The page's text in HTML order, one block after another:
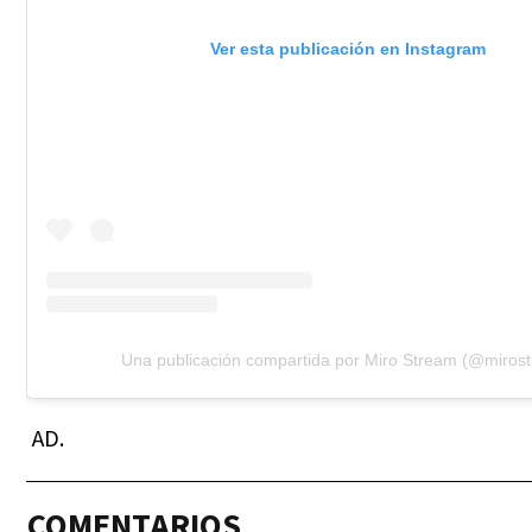
Ver esta publicación en Instagram
Una publicación compartida por Miro Stream
AD.